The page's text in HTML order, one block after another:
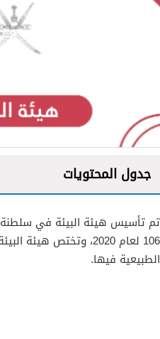
جدول المحتويات
2
3
106 لعام 2020، وتختص
الطبيعية فيها.